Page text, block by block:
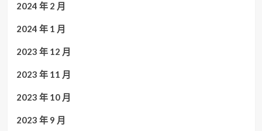
2024 年 2 月
2024 年 1 月
2023 年 12 月
2023 年 11 月
2023 年 10 月
2023 年 9 月